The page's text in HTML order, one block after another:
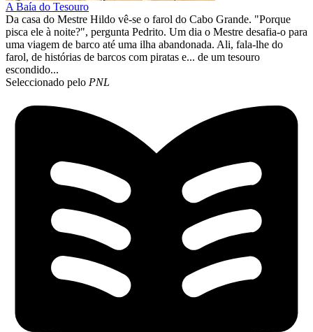
A Baía do Tesouro
Da casa do Mestre Hildo vê-se o farol do Cabo Grande. "Porque
pisca ele à noite?", pergunta Pedrito. Um dia o Mestre desafia-o para
uma viagem de barco até uma ilha abandonada. Ali, fala-lhe do
farol, de histórias de barcos com piratas e... de um tesouro
escondido...
Seleccionado pelo PNL